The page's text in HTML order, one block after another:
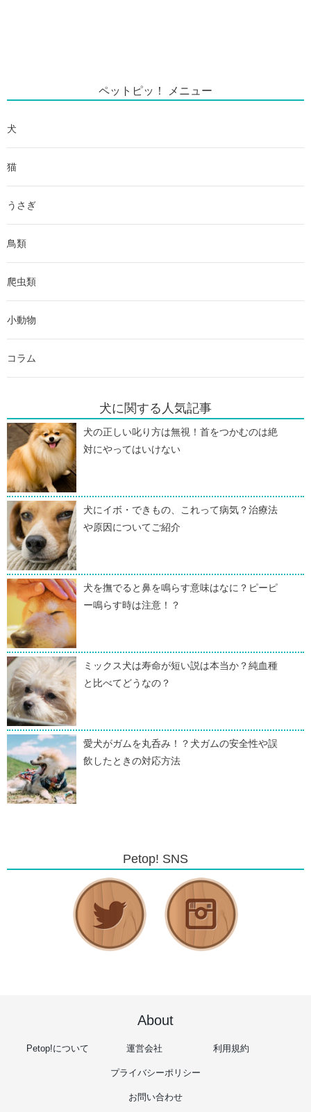
ペットピッ！ メニュー
犬
猫
うさぎ
鳥類
爬虫類
小動物
コラム
犬に関する人気記事
犬の正しい叱り方は無視！首をつかむのは絶
対にやってはいけない
犬にイボ・できもの、これって病気？治療法
や原因についてご紹介
犬を撫でると鼻を鳴らす意味はなに？ピーピ
ー鳴らす時は注意！？
ミックス犬は寿命が短い説は本当か？純血種
と比べてどうなの？
愛犬がガムを丸呑み！？犬ガムの安全性や誤
飲したときの対応方法
Petop! SNS
About
Petop!について 運営会社 利用規約
プライバシーポリシー
お問い合わせ